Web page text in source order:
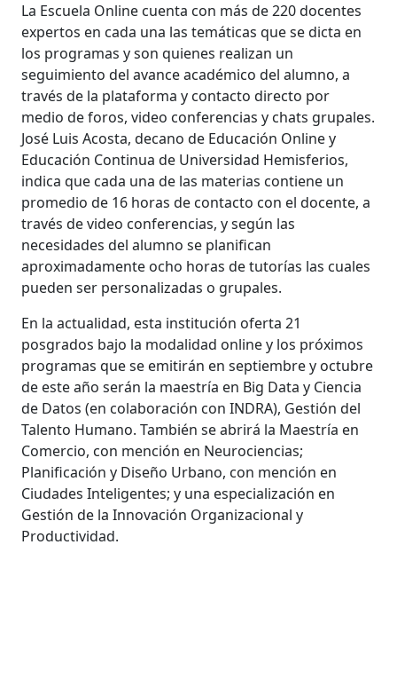
La Escuela Online cuenta con más de 220 docentes
expertos en cada una las temáticas que se dicta en
los programas y son quienes realizan un
seguimiento del avance académico del alumno, a
través de la plataforma y contacto directo por
medio de foros, video conferencias y chats grupales.
José Luis Acosta, decano de Educación Online y
Educación Continua de Universidad Hemisferios,
indica que cada una de las materias contiene un
promedio de 16 horas de contacto con el docente, a
través de video conferencias, y según las
necesidades del alumno se planifican
aproximadamente ocho horas de tutorías las cuales
pueden ser personalizadas o grupales.
En la actualidad, esta institución oferta 21
posgrados bajo la modalidad online y los próximos
programas que se emitirán en septiembre y octubre
de este año serán la maestría en Big Data y Ciencia
de Datos (en colaboración con INDRA), Gestión del
Talento Humano. También se abrirá la Maestría en
Comercio, con mención en Neurociencias;
Planificación y Diseño Urbano, con mención en
Ciudades Inteligentes; y una especialización en
Gestión de la Innovación Organizacional y
Productividad.